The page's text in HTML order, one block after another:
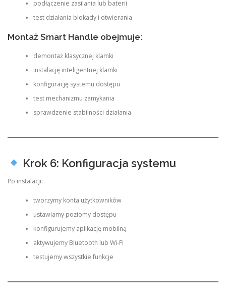
podłączenie zasilania lub baterii
test działania blokady i otwierania
Montaż Smart Handle obejmuje:
demontaż klasycznej klamki
instalację inteligentnej klamki
konfigurację systemu dostępu
test mechanizmu zamykania
sprawdzenie stabilności działania
Krok 6: Konfiguracja systemu
Po instalacji:
tworzymy konta użytkowników
ustawiamy poziomy dostępu
konfigurujemy aplikację mobilną
aktywujemy Bluetooth lub Wi-Fi
testujemy wszystkie funkcje